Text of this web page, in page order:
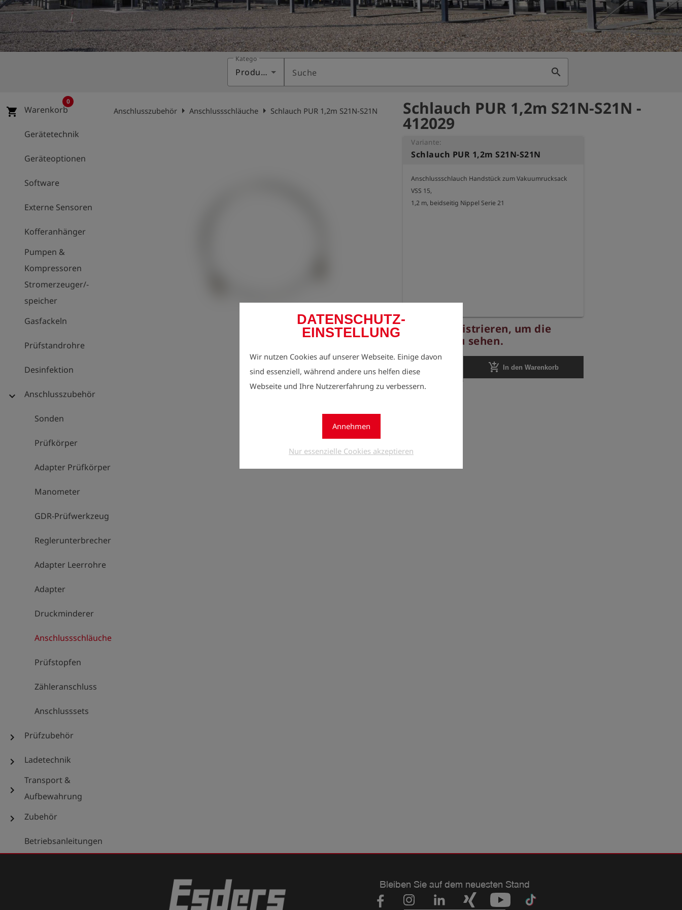
account_circle Anmelden
shieldRegistrierung
DATENSCHUTZ-
EINSTELLUNG
Wir nutzen Cookies auf unserer Webseite. Einige davon
sind essenziell, während andere uns helfen diese
Webseite und Ihre Nutzererfahrung zu verbessern.
Annehmen
Nur essenzielle Cookies akzeptieren
Kategorie
Produkte Suche search
shopping_cart Warenkorb
0
Gerätetechnik
Geräteoptionen
Software
Externe Sensoren
Kofferanhänger
Pumpen &
Kompressoren
Stromerzeuger/-
speicher
Gasfackeln
Prüfstandrohre
Desinfektion
expand_more Anschlusszubehör
Sonden
Prüfkörper
Adapter Prüfkörper
Manometer
GDR-Prüfwerkzeug
Reglerunterbrecher
Adapter Leerrohre
Adapter
Druckminderer
Anschlussschläuche
Prüfstopfen
Zähleranschluss
Anschlusssets
chevron_right Prüfzubehör
chevron_right Ladetechnik
chevron_right
Transport &
Aufbewahrung
chevron_right Zubehör
Betriebsanleitungen
Anschlusszubehör arrow_right Anschlussschläuche arrow_right Schlauch PUR 1,2m S21N-S21N Schlauch PUR 1,2m S21N-S21N -
412029
Variante:
Schlauch PUR 1,2m S21N-S21N
Anschlussschlauch Handstück zum Vakuumrucksack
VSS 15,
1,2 m, beidseitig Nippel Serie 21
Jetzt registrieren, um die
Preise zu sehen.
Menge
1 add_shopping_cart In den Warenkorb
Bleiben Sie auf dem neuesten Stand